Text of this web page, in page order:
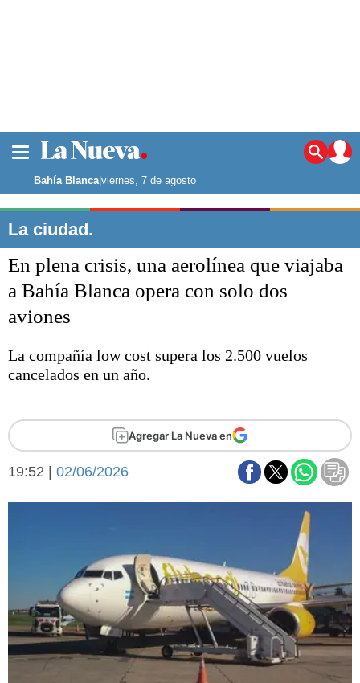
Noticias
La ciudad
Punta Alta
El mundo
Liga del Sur
Aplausos
Cines
Economía y campo
Economía y finanzas
Con el campo
Tecnología
Turismo
Salud
Es viral
El tiempo
Bahía Blanca|viernes, 7 de agosto
La ciudad.
En plena crisis, una aerolínea que viajaba
a Bahía Blanca opera con solo dos
aviones
La compañía low cost supera los 2.500 vuelos
cancelados en un año.
Agregar La Nueva en
19:52 | 02/06/2026